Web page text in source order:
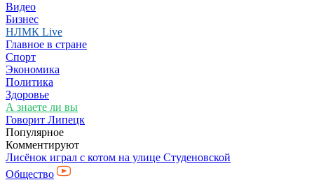
Видео
Бизнес
НЛМК Live
Главное в стране
Спорт
Экономика
Политика
Здоровье
А знаете ли вы
Говорит Липецк
Популярное
Комментируют
Лисёнок играл с котом на улице Студеновской
Общество